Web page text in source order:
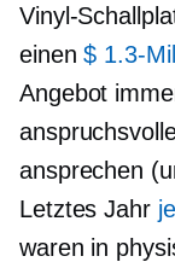
Vinyl-
einen$ 1.3-
Angebot
ansprechen
Letztes Jahr
waren in